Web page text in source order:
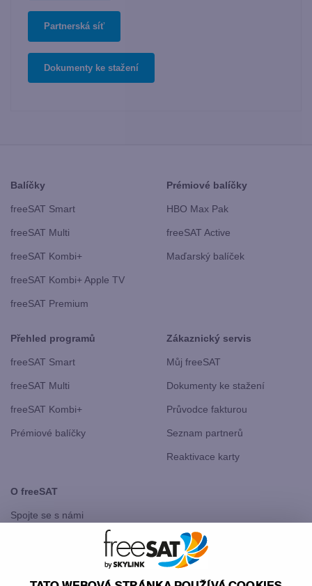
Partnerská síť
Dokumenty ke stažení
Balíčky
freeSAT Smart
freeSAT Multi
freeSAT Kombi+
freeSAT Kombi+ Apple TV
freeSAT Premium
Prémiové balíčky
HBO Max Pak
freeSAT Active
Maďarský balíček
Přehled programů
freeSAT Smart
freeSAT Multi
freeSAT Kombi+
Prémiové balíčky
Zákaznický servis
Můj freeSAT
Dokumenty ke stažení
Průvodce fakturou
Seznam partnerů
Reaktivace karty
O freeSAT
Spojte se s námi